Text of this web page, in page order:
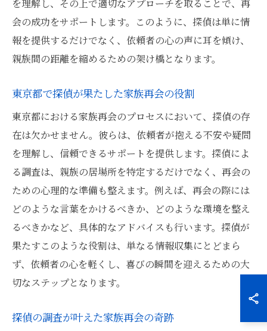
を理解し、その上で適切なアプローチを取ることで、再
会の成功をサポートします。このように、探偵は単に情
報を提供するだけでなく、依頼者の心の声に耳を傾け、
親族間の距離を縮めるための架け橋となります。
東京都で探偵が果たした家族再会の役割
東京都における家族再会のプロセスにおいて、探偵の存
在は欠かせません。彼らは、依頼者が抱える不安や疑問
を理解し、信頼できるサポートを提供します。探偵によ
る調査は、親族の居場所を特定するだけでなく、再会の
ための心理的な準備も整えます。例えば、再会の際には
どのような言葉をかけるべきか、どのような環境を整え
るべきかなど、具体的なアドバイスも行います。探偵が
果たすこのような役割は、単なる情報収集にとどまら
ず、依頼者の心を軽くし、喜びの瞬間を迎えるための大
切なステップとなります。
探偵の調査が叶えた家族再会の奇跡